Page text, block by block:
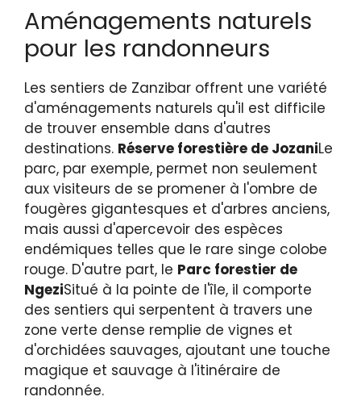
Aménagements naturels
pour les randonneurs
Les sentiers de Zanzibar offrent une variété
d'aménagements naturels qu'il est difficile
de trouver ensemble dans d'autres
destinations. Réserve forestière de JozaniLe
parc, par exemple, permet non seulement
aux visiteurs de se promener à l'ombre de
fougères gigantesques et d'arbres anciens,
mais aussi d'apercevoir des espèces
endémiques telles que le rare singe colobe
rouge. D'autre part, le Parc forestier de
NgeziSitué à la pointe de l'île, il comporte
des sentiers qui serpentent à travers une
zone verte dense remplie de vignes et
d'orchidées sauvages, ajoutant une touche
magique et sauvage à l'itinéraire de
randonnée.